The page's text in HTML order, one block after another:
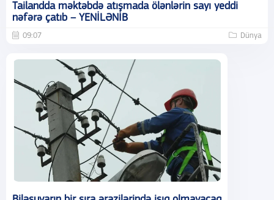
Tailandda məktəbdə atışmada ölənlərin sayı yeddi
nəfərə çatıb – YENİLƏNİB
09:07 Dünya